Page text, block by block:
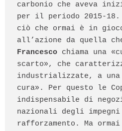
carbonio che aveva
per il periodo 2015-
ciò che ormai è in
all’azione da quella
Francesco chiama una
scarto», che
industrializzate, a
cura». Per questo le
indispensabile di
nazionali degli
rafforzamento. Ma